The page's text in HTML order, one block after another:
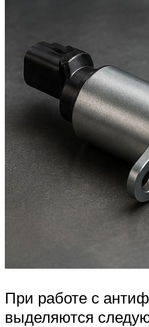
При работе с
выделяются